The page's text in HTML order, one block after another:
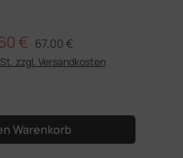
€ Regulärer Preis:
67,00 €
zzgl. Versandkosten
Gib den
Warenkorb